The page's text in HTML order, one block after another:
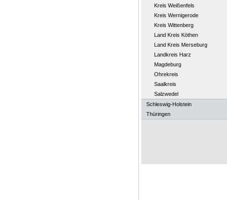
Kreis Weißenfels
Kreis Wernigerode
Kreis Wittenberg
Land Kreis Köthen
Land Kreis Merseburg
Landkreis Harz
Magdeburg
Ohrekreis
Saalkreis
Salzwedel
Schleswig-Holstein
Thüringen